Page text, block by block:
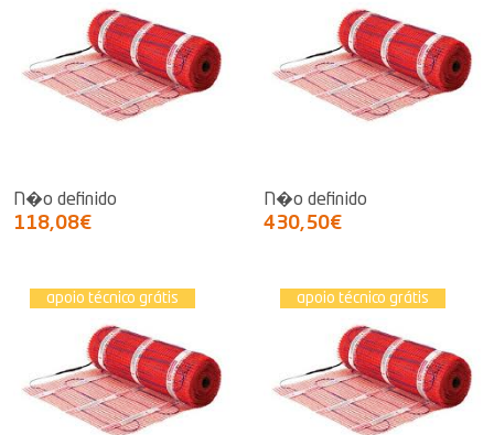
N�o definido
118,08€
N�o definido
430,50€
apoio técnico grátis apoio técnico grátis